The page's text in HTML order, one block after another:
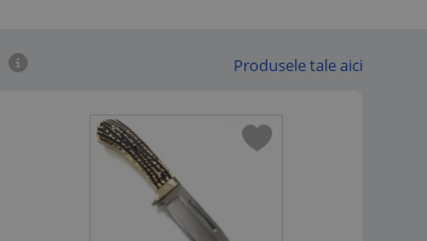
Produsele tale aici